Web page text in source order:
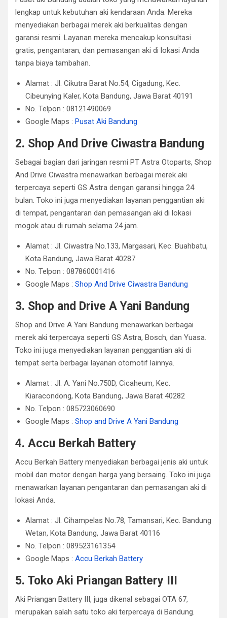
lengkap untuk kebutuhan aki kendaraan Anda. Mereka
menyediakan berbagai merek aki berkualitas dengan
garansi resmi. Layanan mereka mencakup konsultasi
gratis, pengantaran, dan pemasangan aki di lokasi Anda
tanpa biaya tambahan.
Alamat : Jl. Cikutra Barat No.54, Cigadung, Kec.
Cibeunying Kaler, Kota Bandung, Jawa Barat 40191
No. Telpon : 08121490069
Google Maps : Pusat Aki Bandung
2. Shop And Drive Ciwastra Bandung
Sebagai bagian dari jaringan resmi PT Astra Otoparts, Shop
And Drive Ciwastra menawarkan berbagai merek aki
terpercaya seperti GS Astra dengan garansi hingga 24
bulan. Toko ini juga menyediakan layanan penggantian aki
di tempat, pengantaran dan pemasangan aki di lokasi
mogok atau di rumah selama 24 jam.
Alamat : Jl. Ciwastra No.133, Margasari, Kec. Buahbatu,
Kota Bandung, Jawa Barat 40287
No. Telpon : 087860001416
Google Maps : Shop And Drive Ciwastra Bandung
3. Shop and Drive A Yani Bandung
Shop and Drive A Yani Bandung menawarkan berbagai
merek aki terpercaya seperti GS Astra, Bosch, dan Yuasa.
Toko ini juga menyediakan layanan penggantian aki di
tempat serta berbagai layanan otomotif lainnya.
Alamat : Jl. A. Yani No.750D, Cicaheum, Kec.
Kiaracondong, Kota Bandung, Jawa Barat 40282
No. Telpon : 085723060690
Google Maps : Shop and Drive A Yani Bandung
4. Accu Berkah Battery
Accu Berkah Battery menyediakan berbagai jenis aki untuk
mobil dan motor dengan harga yang bersaing. Toko ini juga
menawarkan layanan pengantaran dan pemasangan aki di
lokasi Anda.
Alamat : Jl. Cihampelas No.78, Tamansari, Kec. Bandung
Wetan, Kota Bandung, Jawa Barat 40116
No. Telpon : 089523161354
Google Maps : Accu Berkah Battery
5. Toko Aki Priangan Battery III
Aki Priangan Battery III, juga dikenal sebagai OTA 67,
merupakan salah satu toko aki terpercaya di Bandung.